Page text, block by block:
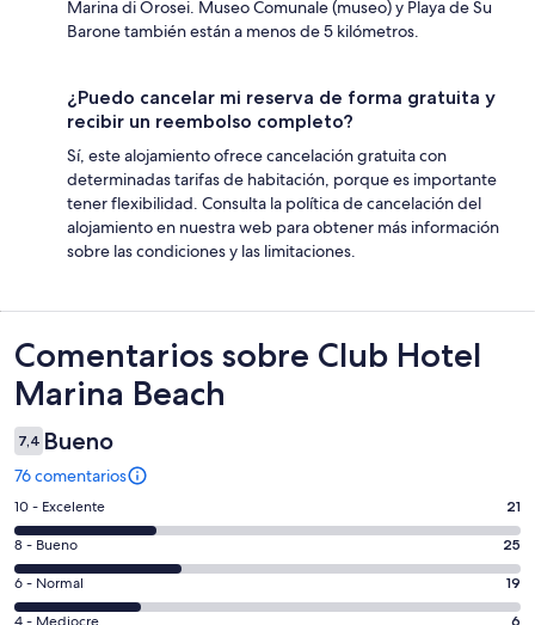
Marina di Orosei. Museo Comunale (museo) y Playa de Su
Barone también están a menos de 5 kilómetros.
¿Puedo cancelar mi reserva de forma gratuita y
recibir un reembolso completo?
Sí, este alojamiento ofrece cancelación gratuita con
determinadas tarifas de habitación, porque es importante
tener flexibilidad. Consulta la política de cancelación del
alojamiento en nuestra web para obtener más información
sobre las condiciones y las limitaciones.
Comentarios
Comentarios sobre Club Hotel
Marina Beach
7,4 Bueno
76 comentarios
21
comentarios
de
un
total
10 - Excelente 21
25
comentarios
de
8 - Bueno 25
19
comentarios
6 - Normal 19
6